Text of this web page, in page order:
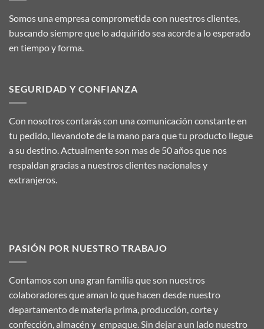
Somos una empresa comprometida con nuestros clientes,
buscando siempre que lo adquirido sea acorde a lo esperado
en tiempo y forma.
SEGURIDAD Y CONFIANZA
Con nosotros contarás con una comunicación constante en
tu pedido, llevandote de la mano para que tu producto llegue
a su destino. Actualmente son mas de 50 años que nos
respaldan gracias a nuestros clientes nacionales y
extranjeros.
PASIÓN POR NUESTRO TRABAJO
Contamos con una gran familia que son nuestros
colaboradores que aman lo que hacen desde nuestro
departamento de materia prima, producción, corte y
confección, almacén y empaque. Sin dejar a un lado nuestro